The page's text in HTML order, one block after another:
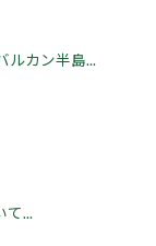
ルカン半島...
て...